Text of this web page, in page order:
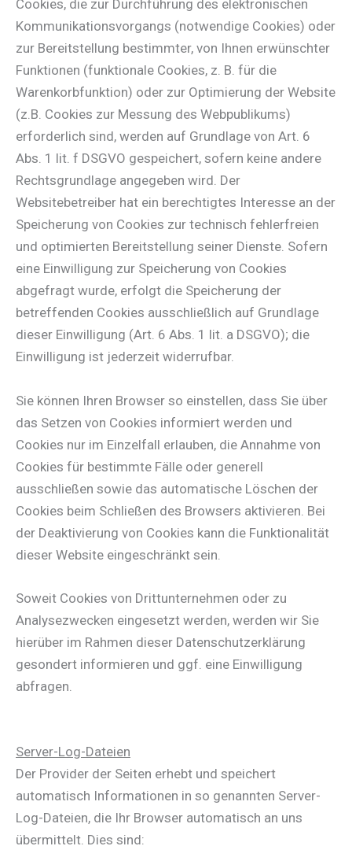
Cookies, die zur Durchführung des elektronischen
Kommunikationsvorgangs (notwendige Cookies) oder
zur Bereitstellung bestimmter, von Ihnen erwünschter
Funktionen (funktionale Cookies, z. B. für die
Warenkorbfunktion) oder zur Optimierung der Website
(z.B. Cookies zur Messung des Webpublikums)
erforderlich sind, werden auf Grundlage von Art. 6
Abs. 1 lit. f DSGVO gespeichert, sofern keine andere
Rechtsgrundlage angegeben wird. Der
Websitebetreiber hat ein berechtigtes Interesse an der
Speicherung von Cookies zur technisch fehlerfreien
und optimierten Bereitstellung seiner Dienste. Sofern
eine Einwilligung zur Speicherung von Cookies
abgefragt wurde, erfolgt die Speicherung der
betreffenden Cookies ausschließlich auf Grundlage
dieser Einwilligung (Art. 6 Abs. 1 lit. a DSGVO); die
Einwilligung ist jederzeit widerrufbar.
Sie können Ihren Browser so einstellen, dass Sie über
das Setzen von Cookies informiert werden und
Cookies nur im Einzelfall erlauben, die Annahme von
Cookies für bestimmte Fälle oder generell
ausschließen sowie das automatische Löschen der
Cookies beim Schließen des Browsers aktivieren. Bei
der Deaktivierung von Cookies kann die Funktionalität
dieser Website eingeschränkt sein.
Soweit Cookies von Drittunternehmen oder zu
Analysezwecken eingesetzt werden, werden wir Sie
hierüber im Rahmen dieser Datenschutzerklärung
gesondert informieren und ggf. eine Einwilligung
abfragen.
Server-Log-Dateien
Der Provider der Seiten erhebt und speichert
automatisch Informationen in so genannten Server-
Log-Dateien, die Ihr Browser automatisch an uns
übermittelt. Dies sind: